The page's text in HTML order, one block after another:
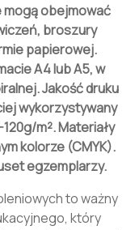
mogą obejmować
broszury
papierowej.
A4 lub A5, w
Jakość druku
wykorzystywany
m². Materiały
kolorze (CMYK).
egzemplarzy.
to ważny
który